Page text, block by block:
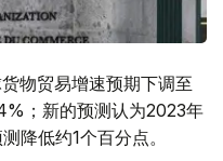
物贸易增速预期下调至
；新的预测认为2023年
降低约1个百分点。